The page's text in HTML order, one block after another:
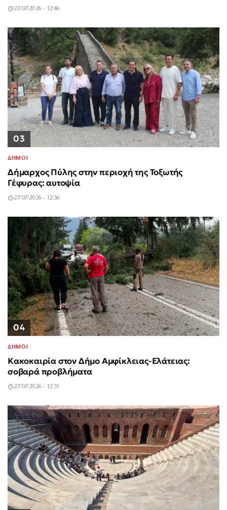
27/07/2026 - 12:46
03
ΔΗΜΟΙ
Δήμαρχος Πύλης στην περιοχή της Τοξωτής
Γέφυρας: αυτοψία
27/07/2026 - 12:36
04
ΔΗΜΟΙ
Κακοκαιρία στον Δήμο Αμφίκλειας-Ελάτειας:
σοβαρά προβλήματα
27/07/2026 - 12:31